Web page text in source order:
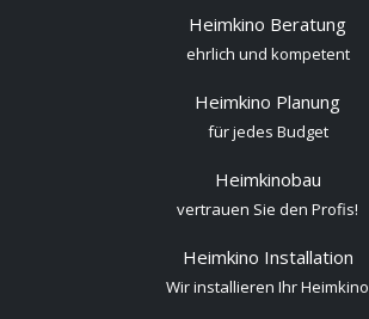
Heimkino Beratung
ehrlich und kompetent
Heimkino Planung
für jedes Budget
Heimkinobau
vertrauen Sie den Profis!
Heimkino Installation
Wir installieren Ihr Heimkino